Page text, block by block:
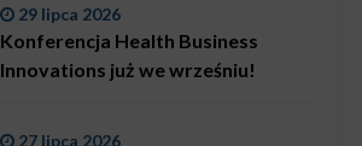
29 lipca 2026
Konferencja Health Business
Innovations już we wrześniu!
27 lipca 2026